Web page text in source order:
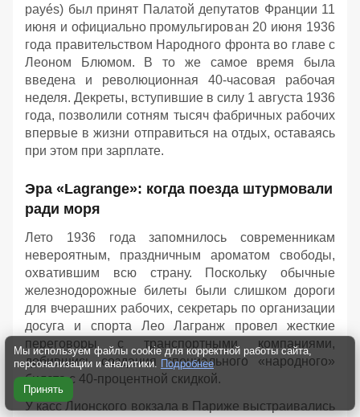
payés) был принят Палатой депутатов Франции 11
июня и официально промульгирован 20 июня 1936
года правительством Народного фронта во главе с
Леоном Блюмом. В то же самое время была
введена и революционная 40-часовая рабочая
неделя. Декреты, вступившие в силу 1 августа 1936
года, позволили сотням тысяч фабричных рабочих
впервые в жизни отправиться на отдых, оставаясь
при этом при зарплате.
Эра «Lagrange»: когда поезда штурмовали
ради моря
Лето 1936 года запомнилось современникам
невероятным, праздничным ароматом свободы,
охватившим всю страну. Поскольку обычные
железнодорожные билеты были слишком дороги
для вчерашних рабочих, секретарь по организации
досуга и спорта Лео Лагранж провел жесткие
переговоры с транспортными компаниями,
добившись создания специального «народного»
билета с 40-процентной скидкой.
У касс Лионского вокзала в Париже выстраивались
Мы используем файлы cookie для корректной работы сайта,
персонализации и аналитики. Подробнее
Принять